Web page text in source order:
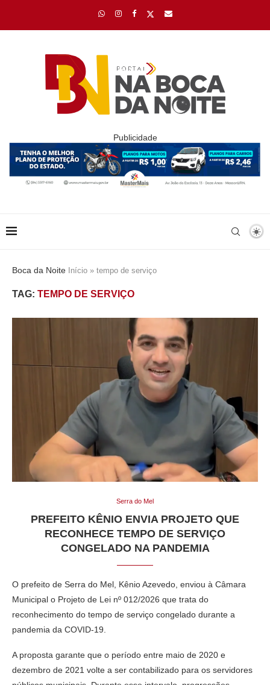
Publicidade
Boca da Noite Início » tempo de serviço
TAG: TEMPO DE SERVIÇO
Serra do Mel
PREFEITO KÊNIO ENVIA PROJETO QUE
RECONHECE TEMPO DE SERVIÇO
CONGELADO NA PANDEMIA
O prefeito de Serra do Mel Kênio Azevedo , enviou à Câmara
Municipal o Projeto de Lei nº 012/2026 que trata do
reconhecimento do tempo de serviço congelado durante a
pandemia da COVID-19
A proposta garante que o período entre maio de 2020 e
dezembro de 2021 volte a ser contabilizado para os servidores